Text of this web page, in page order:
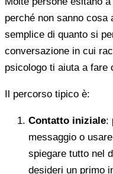
perché non sanno
semplice di quanto si
conversazione in cui
psicologo ti aiuta a fare
Il percorso tipico è:
Contatto iniziale:
messaggio o
spiegare tutto nel
desideri un primo